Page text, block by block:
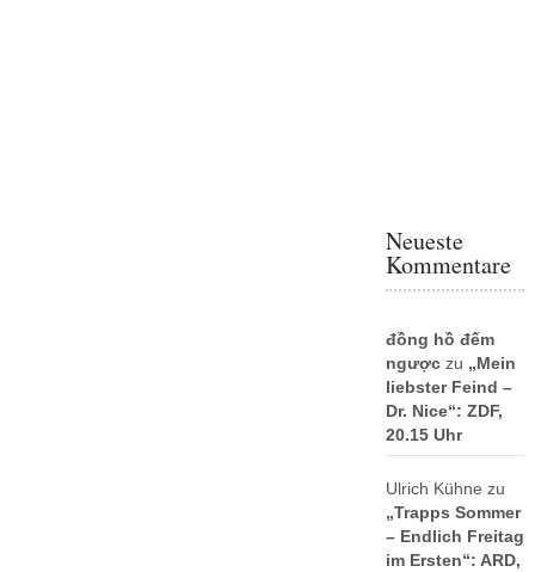
Neueste
Kommentare
đồng hồ đếm
ngượczu „Mein
liebster Feind –
Dr. Nice“: ZDF,
20.15 Uhr
Ulrich Kühne zu
„Trapps Sommer
– Endlich Freitag
im Ersten“: ARD,